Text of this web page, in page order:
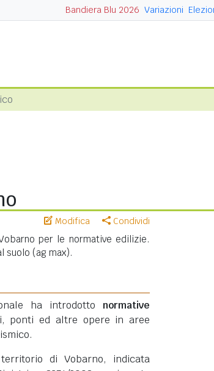
Bandiera Blu 2026 Variazioni
Modifica Condividi
per le normative edilizie.
suolo (ag max).
ha introdotto normative
ponti ed altre opere in aree
di Vobarno, indicata